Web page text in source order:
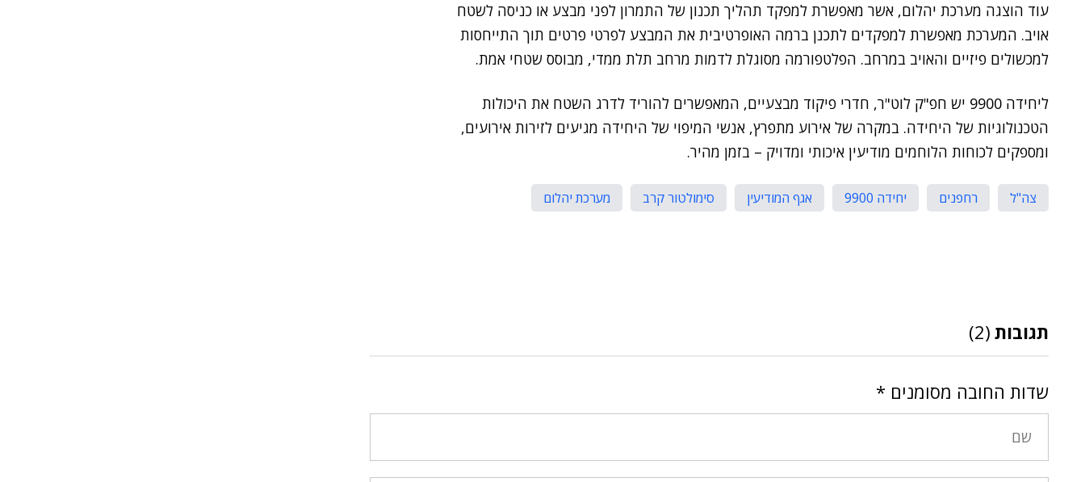
עוד הוצגה מערכת יהלום, אשר מאפשרת למפקד תהליך תכנון של התמרון לפני מבצע או כניסה לשטח
אויב. המערכת מאפשרת למפקדים לתכנן ברמה האופרטיבית את המבצע לפרטי פרטים תוך התייחסות
למכשולים פיזיים והאויב במרחב. הפלטפורמה מסוגלת לדמות מרחב תלת ממדי, מבוסס שטחי אמת.
ליחידה 9900 יש חפ"ק לוט"ר, חדרי פיקוד מבצעיים, המאפשרים להוריד לדרג השטח את היכולות
הטכנולוגיות של היחידה. במקרה של אירוע מתפרץ, אנשי המיפוי של היחידה מגיעים לזירות אירועים,
ומספקים לכוחות הלוחמים מודיעין איכותי ומדויק – בזמן מהיר.
צה"ל רחפנים יחידה 9900 אגף המודיעין סימולטור קרב מערכת יהלום
תגובות (2)
שדות החובה מסומנים *